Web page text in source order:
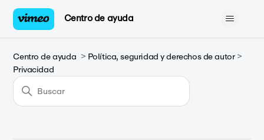
Centro de ayuda
Centro de ayuda
Política, seguridad y derechos de autor
Privacidad